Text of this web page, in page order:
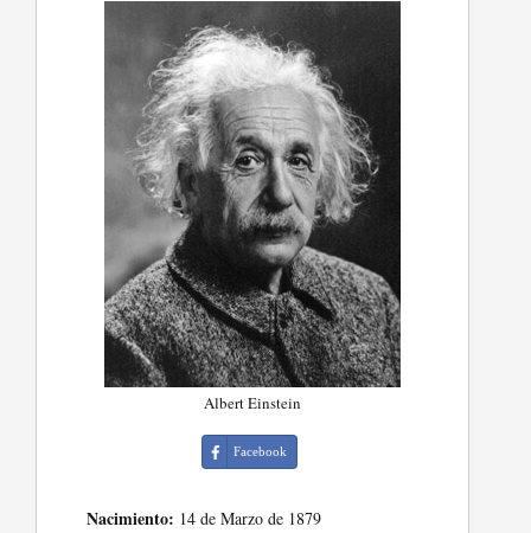
Albert Einstein
Facebook
Nacimiento: 14 de Marzo de 1879